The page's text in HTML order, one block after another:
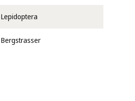
Lepidoptera
Bergstrasser